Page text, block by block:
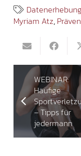
Datenerhebung
Myriam Atz,
WEBINAR:
Häufige
– Tipps für
jedermann